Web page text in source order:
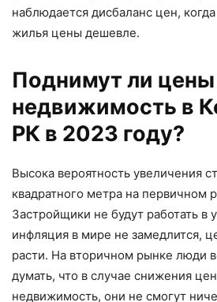
наблюдается дисбаланс цен,
жилья цены дешевле.
Поднимут ли цены
недвижимость в
РК в 2023 году?
Высока вероятность увеличения
квадратного метра на первичном
Застройщики не будут работать в
инфляция в мире не замедлится,
расти. На вторичном рынке люди
думать, что в случае снижения
недвижимость, они не смогут